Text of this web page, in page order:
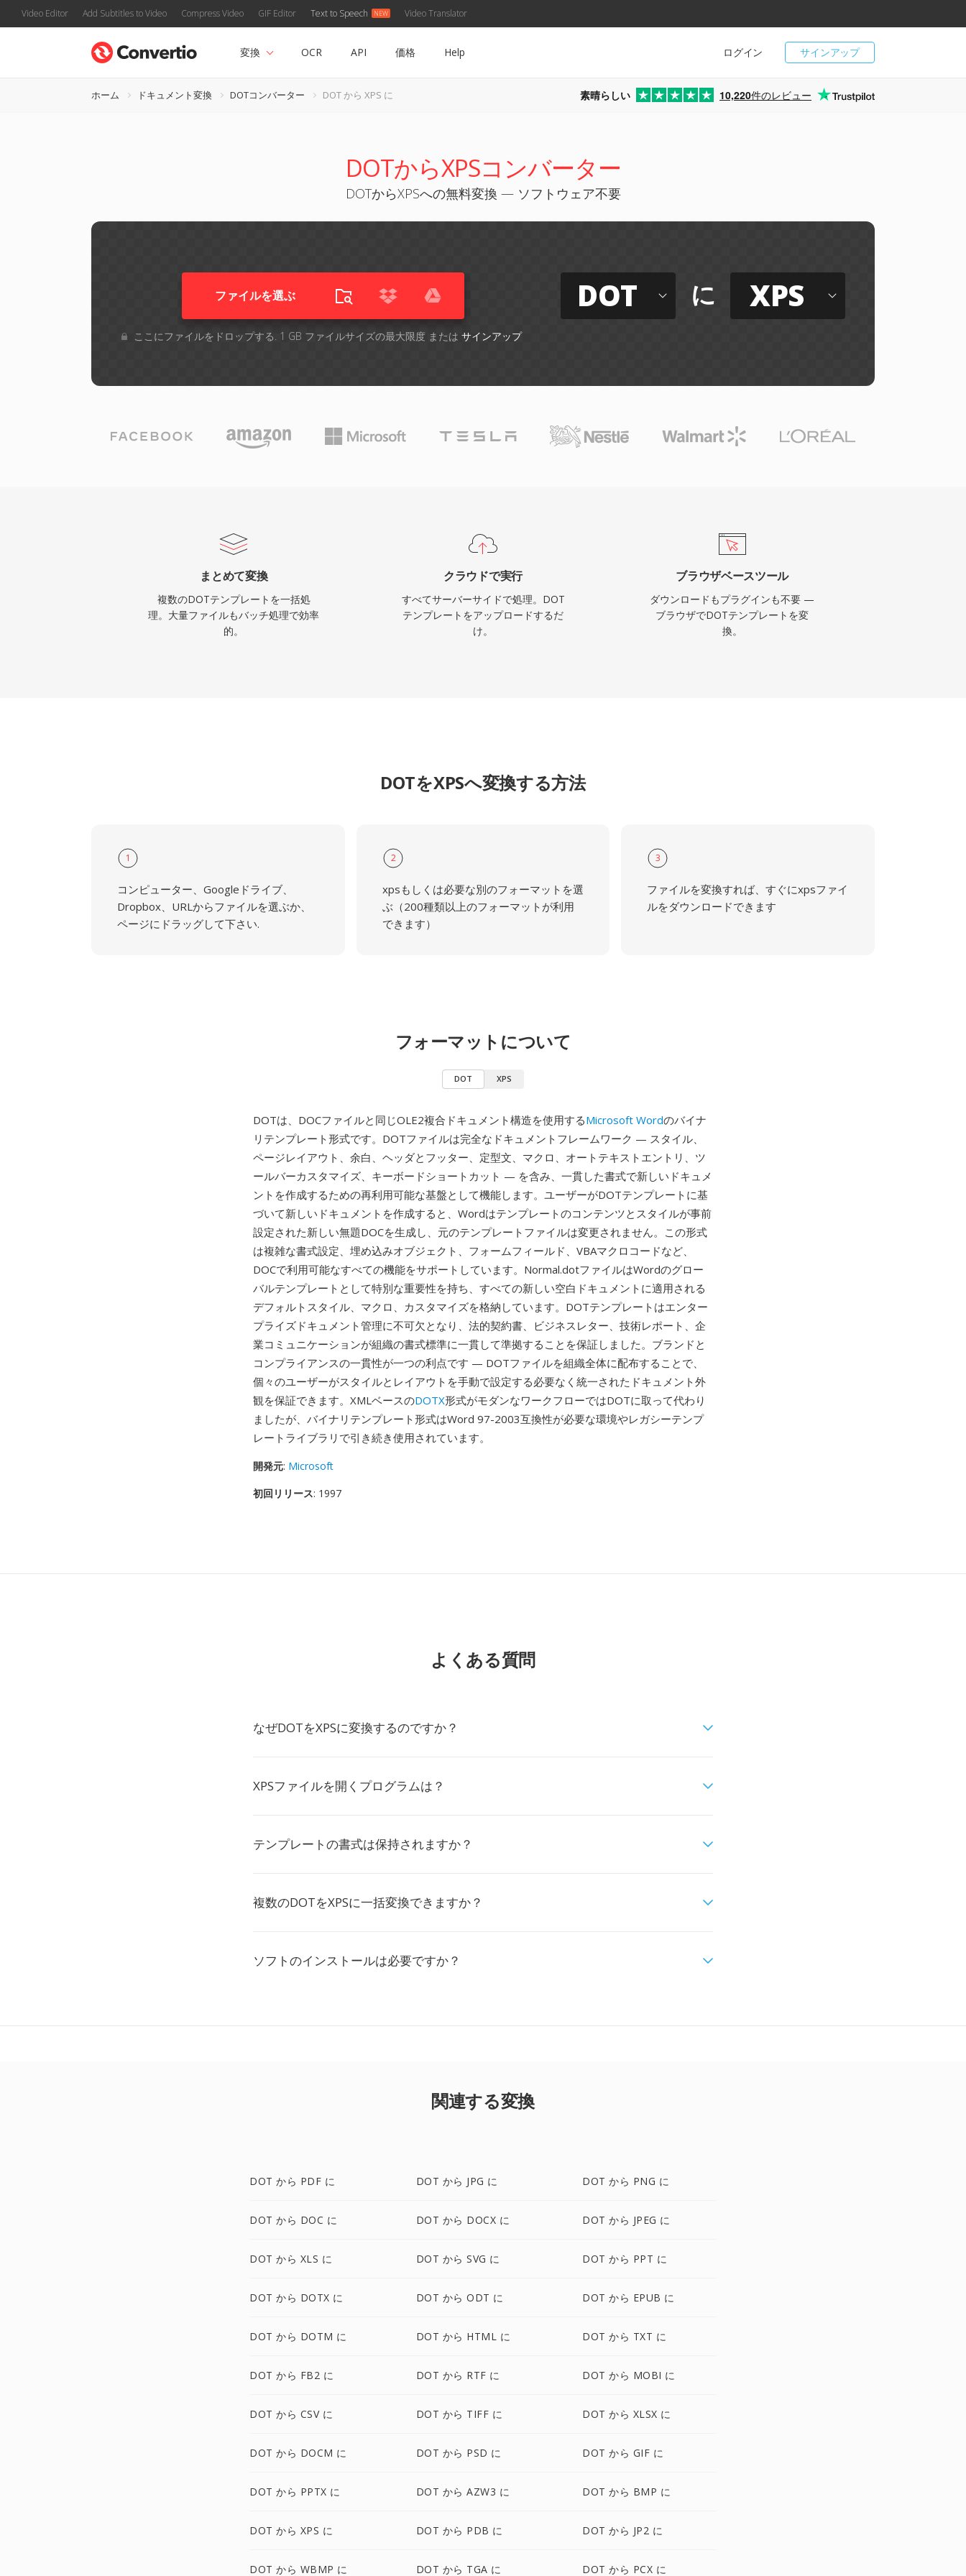
Video Editor Add Subtitles to Video Compress Video GIF Editor Text to Speech Video Translator
サインアップ
ログイン
変換 OCR API 価格 Help
ホーム ドキュメント変換 DOTコンバーター DOT から XPS に 素晴らしい 10,220件のレビュー
DOTからXPSコンバーター
DOTからXPSへの無料変換 — ソフトウェア不要
ファイルを選ぶ
ここにファイルをドロップする. 1 GB ファイルサイズの最大限度 または サインアップ
DOT に XPS
まとめて変換
複数のDOTテンプレートを一括処
理。大量ファイルもバッチ処理で効率
的。
クラウドで実行
すべてサーバーサイドで処理。DOT
テンプレートをアップロードするだ
け。
ブラウザベースツール
ダウンロードもプラグインも不要 —
ブラウザでDOTテンプレートを変
換。
DOTをXPSへ変換する方法
1
コンピューター、Googleドライブ、
Dropbox、URLからファイルを選ぶか、
ページにドラッグして下さい.
2
xpsもしくは必要な別のフォーマットを選
ぶ（200種類以上のフォーマットが利用
できます）
3
ファイルを変換すれば、すぐにxpsファイ
ルをダウンロードできます
フォーマットについて
DOT XPS
DOTは、DOCファイルと同じOLE2複合ドキュメント構造を使用するMicrosoft Wordのバイナ
リテンプレート形式です。DOTファイルは完全なドキュメントフレームワーク — スタイル、
ページレイアウト、余白、ヘッダとフッター、定型文、マクロ、オートテキストエントリ、ツ
ールバーカスタマイズ、キーボードショートカット — を含み、一貫した書式で新しいドキュメ
ントを作成するための再利用可能な基盤として機能します。ユーザーがDOTテンプレートに基
づいて新しいドキュメントを作成すると、Wordはテンプレートのコンテンツとスタイルが事前
設定された新しい無題DOCを生成し、元のテンプレートファイルは変更されません。この形式
は複雑な書式設定、埋め込みオブジェクト、フォームフィールド、VBAマクロコードなど、
DOCで利用可能なすべての機能をサポートしています。Normal.dotファイルはWordのグロー
バルテンプレートとして特別な重要性を持ち、すべての新しい空白ドキュメントに適用される
デフォルトスタイル、マクロ、カスタマイズを格納しています。DOTテンプレートはエンター
プライズドキュメント管理に不可欠となり、法的契約書、ビジネスレター、技術レポート、企
業コミュニケーションが組織の書式標準に一貫して準拠することを保証しました。ブランドと
コンプライアンスの一貫性が一つの利点です — DOTファイルを組織全体に配布することで、
個々のユーザーがスタイルとレイアウトを手動で設定する必要なく統一されたドキュメント外
観を保証できます。XMLベースのDOTX形式がモダンなワークフローではDOTに取って代わり
ましたが、バイナリテンプレート形式はWord 97-2003互換性が必要な環境やレガシーテンプ
レートライブラリで引き続き使用されています。
開発元: Microsoft
初回リリース: 1997
よくある質問
なぜDOTをXPSに変換するのですか？
XPSファイルを開くプログラムは？
テンプレートの書式は保持されますか？
複数のDOTをXPSに一括変換できますか？
ソフトのインストールは必要ですか？
関連する変換
DOT から PDF に DOT から JPG に DOT から PNG に
DOT から DOC に DOT から DOCX に DOT から JPEG に
DOT から XLS に DOT から SVG に DOT から PPT に
DOT から DOTX に DOT から ODT に DOT から EPUB に
DOT から DOTM に DOT から HTML に DOT から TXT に
DOT から FB2 に DOT から RTF に DOT から MOBI に
DOT から CSV に DOT から TIFF に DOT から XLSX に
DOT から DOCM に DOT から PSD に DOT から GIF に
DOT から PPTX に DOT から AZW3 に DOT から BMP に
DOT から XPS に DOT から PDB に DOT から JP2 に
DOT から WBMP に DOT から TGA に DOT から PCX に